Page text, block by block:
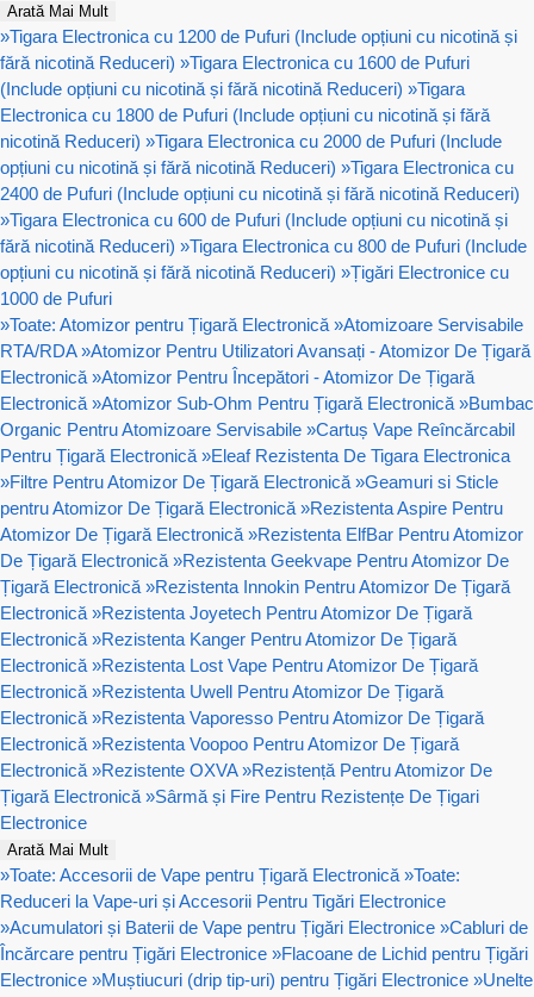
Arată Mai Mult
»Tigara Electronica cu 1200 de Pufuri (Include opțiuni cu nicotină și
fără nicotină Reduceri) »Tigara Electronica cu 1600 de Pufuri
(Include opțiuni cu nicotină și fără nicotină Reduceri) »Tigara
Electronica cu 1800 de Pufuri (Include opțiuni cu nicotină și fără
nicotină Reduceri) »Tigara Electronica cu 2000 de Pufuri (Include
opțiuni cu nicotină și fără nicotină Reduceri) »Tigara Electronica cu
2400 de Pufuri (Include opțiuni cu nicotină și fără nicotină Reduceri)
»Tigara Electronica cu 600 de Pufuri (Include opțiuni cu nicotină și
fără nicotină Reduceri) »Tigara Electronica cu 800 de Pufuri (Include
opțiuni cu nicotină și fără nicotină Reduceri) »Țigări Electronice cu
1000 de Pufuri
»Toate: Atomizor pentru Țigară Electronică »Atomizoare Servisabile
RTA/RDA »Atomizor Pentru Utilizatori Avansați - Atomizor De Țigară
Electronică »Atomizor Pentru Începători - Atomizor De Țigară
Electronică »Atomizor Sub-Ohm Pentru Țigară Electronică »Bumbac
Organic Pentru Atomizoare Servisabile »Cartuș Vape Reîncărcabil
Pentru Țigară Electronică »Eleaf Rezistenta De Tigara Electronica
»Filtre Pentru Atomizor De Țigară Electronică »Geamuri si Sticle
pentru Atomizor De Țigară Electronică »Rezistenta Aspire Pentru
Atomizor De Țigară Electronică »Rezistenta ElfBar Pentru Atomizor
De Țigară Electronică »Rezistenta Geekvape Pentru Atomizor De
Țigară Electronică »Rezistenta Innokin Pentru Atomizor De Țigară
Electronică »Rezistenta Joyetech Pentru Atomizor De Țigară
Electronică »Rezistenta Kanger Pentru Atomizor De Țigară
Electronică »Rezistenta Lost Vape Pentru Atomizor De Țigară
Electronică »Rezistenta Uwell Pentru Atomizor De Țigară
Electronică »Rezistenta Vaporesso Pentru Atomizor De Țigară
Electronică »Rezistenta Voopoo Pentru Atomizor De Țigară
Electronică »Rezistente OXVA »Rezistență Pentru Atomizor De
Țigară Electronică »Sârmă și Fire Pentru Rezistențe De Țigari
Electronice
Arată Mai Mult
»Toate: Accesorii de Vape pentru Țigară Electronică »Toate:
Reduceri la Vape-uri și Accesorii Pentru Tigări Electronice
»Acumulatori și Baterii de Vape pentru Țigări Electronice »Cabluri de
Încărcare pentru Țigări Electronice »Flacoane de Lichid pentru Țigări
Electronice »Muștiucuri (drip tip-uri) pentru Țigări Electronice »Unelte